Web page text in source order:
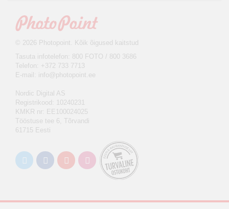
© 2026 Photopoint. Kõik õigused kaitstud
Tasuta infotelefon: 800 FOTO / 800 3686
Telefon: +372 733 7713
E-mail: info@photopoint.ee
Nordic Digital AS
Registrikood: 10240231
KMKR nr: EE100024025
Tööstuse tee 6, Tõrvandi
61715 Eesti